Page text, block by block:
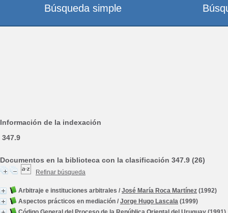
Información de la indexación
347.9
Documentos en la biblioteca con la clasificación 347.9 (26)
Refinar búsqueda
Arbitraje e instituciones arbitrales / José María Roca Martínez (1992)
Aspectos prácticos en mediación / Jorge Hugo Lascala (1999)
Búsqueda simple